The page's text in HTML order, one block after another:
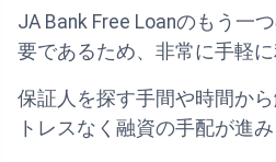
JA Bank Free Loanのもう一
要であるため、非常に手軽に
保証人を探す手間や時間か
トレスなく融資の手配が進み